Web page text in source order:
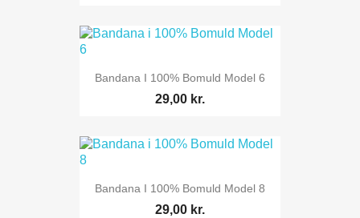
Bandana I 100% Bomuld Model 6
29,00 kr.
Bandana I 100% Bomuld Model 8
29,00 kr.